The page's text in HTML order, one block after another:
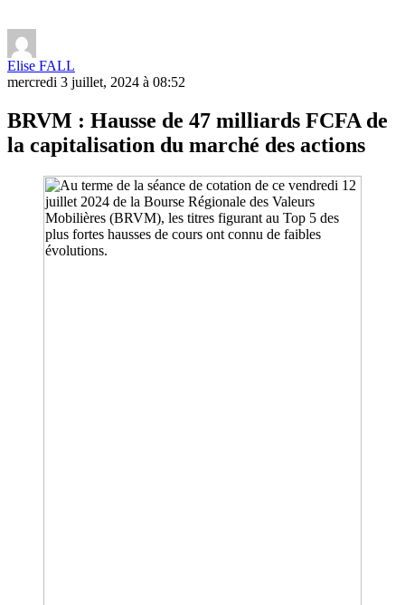
Elise FALL
mercredi 3 juillet, 2024 à 08:52
BRVM : Hausse de 47 milliards FCFA de
la capitalisation du marché des actions